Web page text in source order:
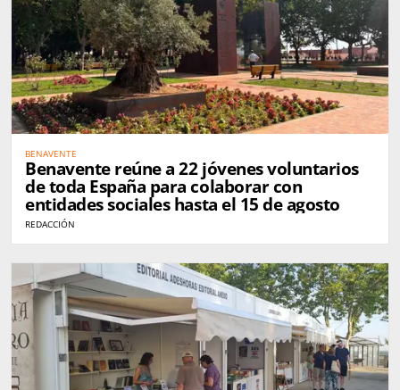
BENAVENTE
Benavente reúne a 22 jóvenes voluntarios
de toda España para colaborar con
entidades sociales hasta el 15 de agosto
REDACCIÓN